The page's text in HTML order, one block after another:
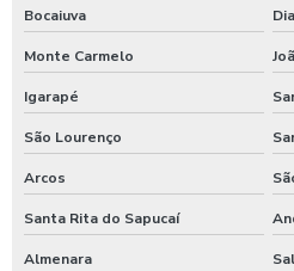
Shampoozeira a ar
Shampoozeira automotiva
Shampoozeira automotiva manual
Shampoozeira automotiva pneumática
Shampoozeira automotiva profissional
Bocaiuva
Monte Carmelo
Igarapé
São Lourenço
Arcos
Santa Rita do Sapucaí
Almenara